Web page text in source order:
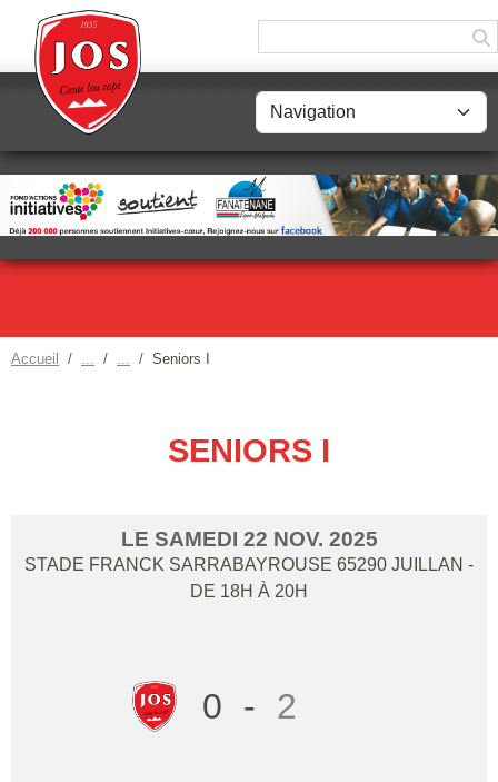
Accueil Seniors I
SENIORS I
LE SAMEDI 22 NOV. 2025
STADE FRANCK SARRABAYROUSE 65290 JUILLAN -
DE 18H À 20H
0 - 2
Panneau de gestion des cookies